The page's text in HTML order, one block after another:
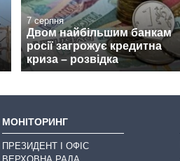
7 серпня
Двом найбільшим банкам
росії загрожує кредитна
криза – розвідка
МОНІТОРИНГ
ПРЕЗИДЕНТ І ОФІС